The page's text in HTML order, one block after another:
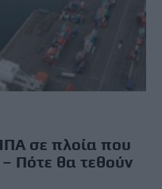
σε πλοία που
– Πότε θα τεθούν